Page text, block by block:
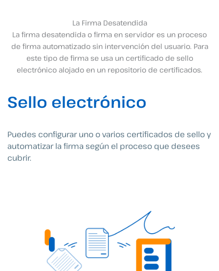
La Firma Desatendida
La firma desatendida o firma en servidor es un proceso
de firma automatizado sin intervención del usuario. Para
este tipo de firma se usa un certificado de sello
electrónico alojado en un repositorio de certificados.
Sello electrónico
Puedes configurar uno o varios certificados de sello y
automatizar la firma según el proceso que desees
cubrir.